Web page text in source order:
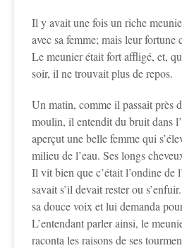
Il y avait une fois un riche
avec sa femme; mais leur fortune
Le meunier était fort affligé, et,
soir, il ne trouvait plus de repos.
Un matin, comme il passait près
moulin, il entendit du bruit dans
aperçut une belle femme qui
milieu de l’eau. Ses longs
Il vit bien que c’était l’ondine de
savait s’il devait rester ou
sa douce voix et lui demanda
L’entendant parler ainsi, le
raconta les raisons de ses